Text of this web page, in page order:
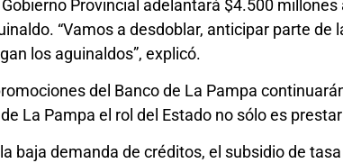
Provincial adelantará $4.500
“Vamos a desdoblar, anticipar parte
los aguinaldos”, explicó.
del Banco de La Pampa
La Pampa el rol del Estado no sólo es
baja demanda de créditos, el subsidio de